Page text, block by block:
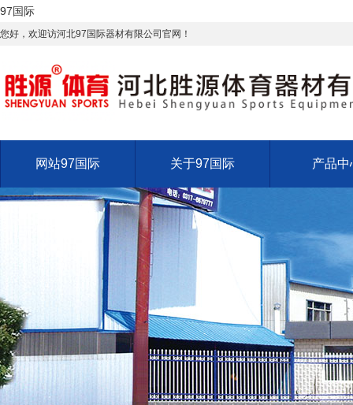
97国际
您好，欢迎访河北97国际器材有限公司官网！
网站97国际 关于97国际 产品中